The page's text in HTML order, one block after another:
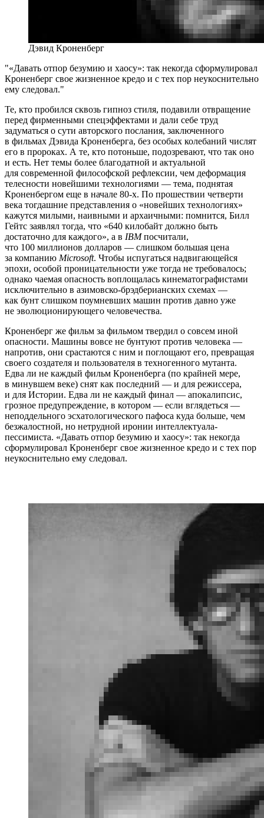
Дэвид Кроненберг
«Давать отпор безумию и хаосу»: так некогда сформулировал
Кроненберг свое жизненное кредо и с тех пор неукоснительно
ему следовал.
Те, кто пробился сквозь гипноз стиля, подавили отвращение
перед фирменными спецэффектами и дали себе труд
задуматься о сути авторского послания, заключенного
в фильмах Дэвида Кроненберга, без особых колебаний числят
его в пророках. А те, кто потоньше, подозревают, что так оно
и есть. Нет темы более благодатной и актуальной
для современной философской рефлексии, чем деформация
телесности новейшими технологиями — тема, поднятая
Кроненбергом еще в начале 80-х. По прошествии четверти
века тогдашние представления о «новейших технологиях»
кажутся милыми, наивными и архаичными: помнится, Билл
Гейтс заявлял тогда, что «640 килобайт должно быть
достаточно для каждого», а в IBMпосчитали,
что 100 миллионов долларов — слишком большая цена
за компанию Microsoft. Чтобы испугаться надвигающейся
эпохи, особой проницательности уже тогда не требовалось;
однако чаемая опасность воплощалась кинематографистами
исключительно в азимовско-брэдберианских схемах —
как бунт слишком поумневших машин против давно уже
не эволюционирующего человечества.
Кроненберг же фильм за фильмом твердил о совсем иной
опасности. Машины вовсе не бунтуют против человека —
напротив, они срастаются с ним и поглощают его, превращая
своего создателя и пользователя в техногенного мутанта.
Едва ли не каждый фильм Кроненберга (по крайней мере,
в минувшем веке) снят как последний — и для режиссера,
и для Истории. Едва ли не каждый финал — апокалипсис,
грозное предупреждение, в котором — если вглядеться —
неподдельного эсхатологического пафоса куда больше, чем
безжалостной, но нетрудной иронии интеллектуала-
пессимиста. «Давать отпор безумию и хаосу»: так некогда
сформулировал Кроненберг свое жизненное кредо и с тех пор
неукоснительно ему следовал.